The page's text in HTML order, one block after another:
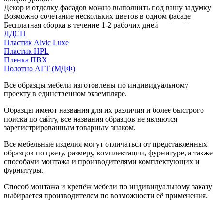
Декор и отделку фасадов можно выполнить под вашу задумку
Возможно сочетание нескольких цветов в одном фасаде
Бесплатная сборка в течение 1-2 рабочих дней
ЛДСП
Пластик Alvic Luxe
Пластик HPL
Пленка ПВХ
Полотно АГТ (МДФ)
Все образцы мебели изготовлены по индивидуальному
проекту в единственном экземпляре.
Образцы имеют названия для их различия и более быстрого
поиска по сайту, все названия образцов не являются
зарегистрированным товарным знаком.
Все мебельные изделия могут отличаться от представленных
образцов по цвету, размеру, комплектации, фурнитуре, а также
способами монтажа и производителями комплектующих и
фурнитуры.
Способ монтажа и крепёж мебели по индивидуальному заказу
выбирается производителем по возможности её применения.